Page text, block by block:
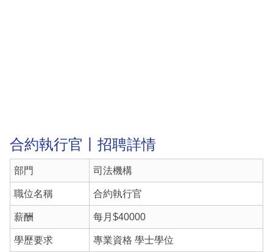
合約執行官丨招聘詳情
部門 司法機構
職位名稱 合約執行官
薪酬 每月$40000
學歷要求 專業資格 學士學位